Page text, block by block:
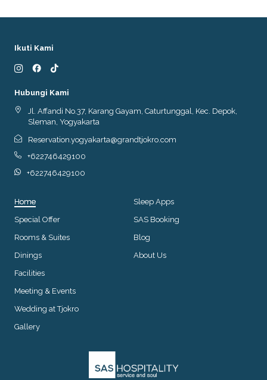
Ikuti Kami
Hubungi Kami
Jl. Affandi No.37, Karang Gayam, Caturtunggal, Kec. Depok,
Sleman, Yogyakarta
Reservation.yogyakarta@grandtjokro.com
+622746429100
+622746429100
Home
Special Offer
Rooms & Suites
Dinings
Facilities
Meeting & Events
Wedding at Tjokro
Gallery
Sleep Apps
SAS Booking
Blog
About Us